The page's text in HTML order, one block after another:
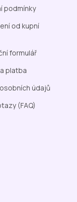
podmínky
od kupní
formulář
platba
údajů
(FAQ)